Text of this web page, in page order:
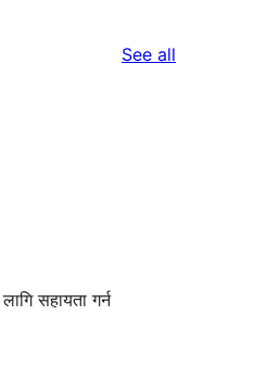
See all
सहायता गर्न